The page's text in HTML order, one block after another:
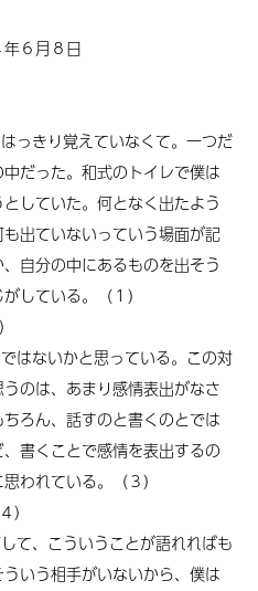
６月８日
っきり覚えていなくて。一つだ
だった。和式のトイレで僕は
していた。何となく出たよう
出ていないっていう場面が記
自分の中にあるものを出そう
している。（１）
はないかと思っている。この対
のは、あまり感情表出がなさ
ろん、話すのと書くのとでは
書くことで感情を表出するの
われている。（３）
て、こういうことが語れればも
いう相手がいないから、僕は